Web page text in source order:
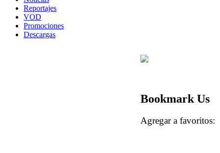
Reportajes
VOD
Promociones
Descargas
Bookmark Us
Agregar a